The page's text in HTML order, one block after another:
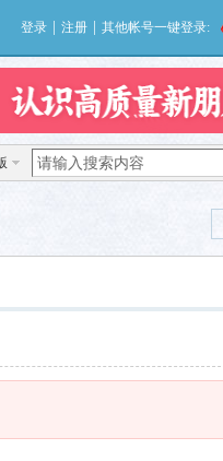
登录 注册 其他帐号一键登录: